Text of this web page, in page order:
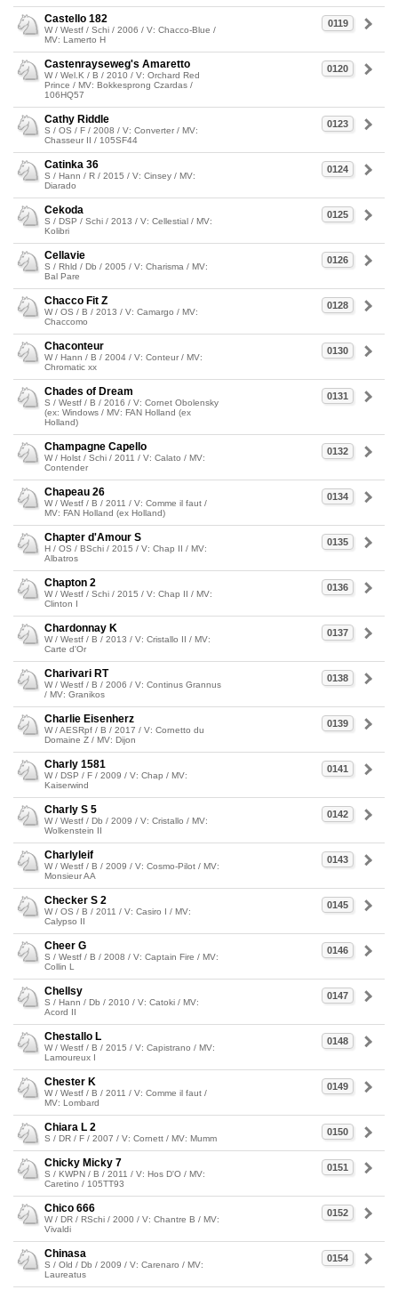
0119
Castello 182
W / Westf / Schi / 2006 / V: Chacco-Blue /
MV: Lamerto H
0120
Castenrayseweg's Amaretto
W / Wel.K / B / 2010 / V: Orchard Red
Prince / MV: Bokkesprong Czardas /
106HQ57
0123
Cathy Riddle
S / OS / F / 2008 / V: Converter / MV:
Chasseur II / 105SF44
0124
Catinka 36
S / Hann / R / 2015 / V: Cinsey / MV:
Diarado
0125
Cekoda
S / DSP / Schi / 2013 / V: Cellestial / MV:
Kolibri
0126
Cellavie
S / Rhld / Db / 2005 / V: Charisma / MV:
Bal Pare
0128
Chacco Fit Z
W / OS / B / 2013 / V: Camargo / MV:
Chaccomo
0130
Chaconteur
W / Hann / B / 2004 / V: Conteur / MV:
Chromatic xx
0131
Chades of Dream
S / Westf / B / 2016 / V: Cornet Obolensky
(ex: Windows / MV: FAN Holland (ex
Holland)
0132
Champagne Capello
W / Holst / Schi / 2011 / V: Calato / MV:
Contender
0134
Chapeau 26
W / Westf / B / 2011 / V: Comme il faut /
MV: FAN Holland (ex Holland)
0135
Chapter d'Amour S
H / OS / BSchi / 2015 / V: Chap II / MV:
Albatros
0136
Chapton 2
W / Westf / Schi / 2015 / V: Chap II / MV:
Clinton I
0137
Chardonnay K
W / Westf / B / 2013 / V: Cristallo II / MV:
Carte d'Or
0138
Charivari RT
W / Westf / B / 2006 / V: Continus Grannus
/ MV: Granikos
0139
Charlie Eisenherz
W / AESRpf / B / 2017 / V: Cornetto du
Domaine Z / MV: Dijon
0141
Charly 1581
W / DSP / F / 2009 / V: Chap / MV:
Kaiserwind
0142
Charly S 5
W / Westf / Db / 2009 / V: Cristallo / MV:
Wolkenstein II
0143
Charlyleif
W / Westf / B / 2009 / V: Cosmo-Pilot / MV:
Monsieur AA
0145
Checker S 2
W / OS / B / 2011 / V: Casiro I / MV:
Calypso II
0146
Cheer G
S / Westf / B / 2008 / V: Captain Fire / MV:
Collin L
0147
Chellsy
S / Hann / Db / 2010 / V: Catoki / MV:
Acord II
0148
Chestallo L
W / Westf / B / 2015 / V: Capistrano / MV:
Lamoureux I
0149
Chester K
W / Westf / B / 2011 / V: Comme il faut /
MV: Lombard
0150
Chiara L 2
S / DR / F / 2007 / V: Cornett / MV: Mumm
0151
Chicky Micky 7
S / KWPN / B / 2011 / V: Hos D'O / MV:
Caretino / 105TT93
0152
Chico 666
W / DR / RSchi / 2000 / V: Chantre B / MV:
Vivaldi
0154
Chinasa
S / Old / Db / 2009 / V: Carenaro / MV:
Laureatus